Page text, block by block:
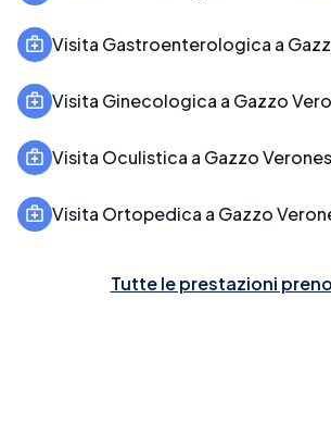
Visita Gastroenterologica a
Visita Ginecologica a Gazzo
Visita Oculistica a Gazzo
Visita Ortopedica a Gazzo
Tutte le prestazioni